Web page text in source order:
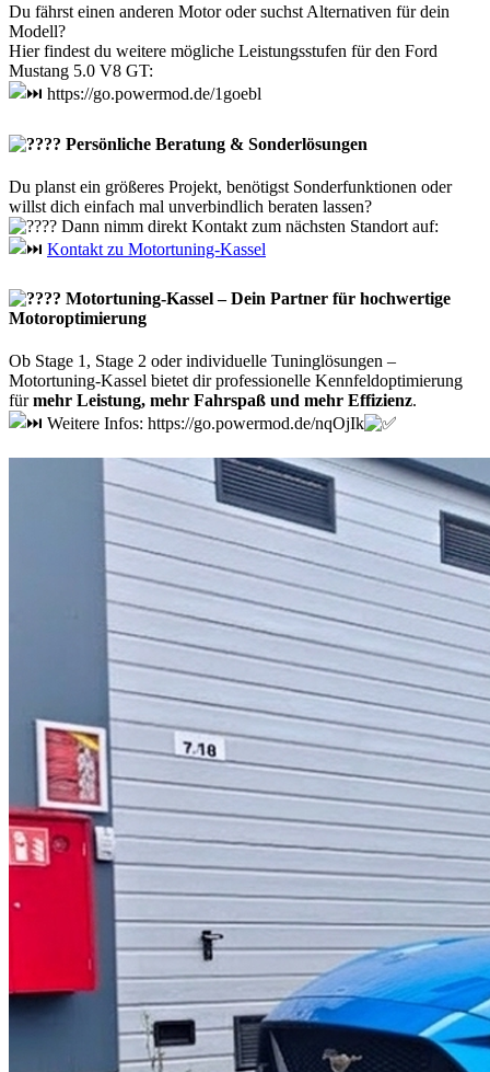
Du fährst einen anderen Motor oder suchst Alternativen für dein
Modell?
Hier findest du weitere mögliche Leistungsstufen für den Ford
Mustang 5.0 V8 GT:
https://go.powermod.de/1goebl
Persönliche Beratung & Sonderlösungen
Du planst ein größeres Projekt, benötigst Sonderfunktionen oder
willst dich einfach mal unverbindlich beraten lassen?
Dann nimm direkt Kontakt zum nächsten Standort auf:
Kontakt zu Motortuning-Kassel
Motortuning-Kassel – Dein Partner für hochwertige
Motoroptimierung
Ob Stage 1, Stage 2 oder individuelle Tuninglösungen –
Motortuning-Kassel bietet dir professionelle Kennfeldoptimierung
fürmehr Leistung, mehr Fahrspaß und mehr Effizienz.
Weitere Infos: https://go.powermod.de/nqOjIk